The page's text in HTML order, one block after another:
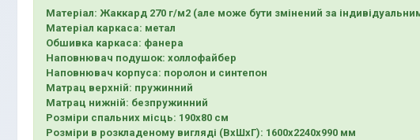
Матеріал: Жаккард 270 г/м2 (але може бути змінений за
Матеріал каркаса: метал
Обшивка каркаса: фанера
Наповнювач подушок: холлофайбер
Наповнювач корпуса: поролон и синтепон
Матрац верхній: пружинний
Матрац нижній: безпружинний
Розміри спальних місць: 190х80 см
Розміри в розкладеному вигляді (ВхШхГ): 1600х2240х990 мм